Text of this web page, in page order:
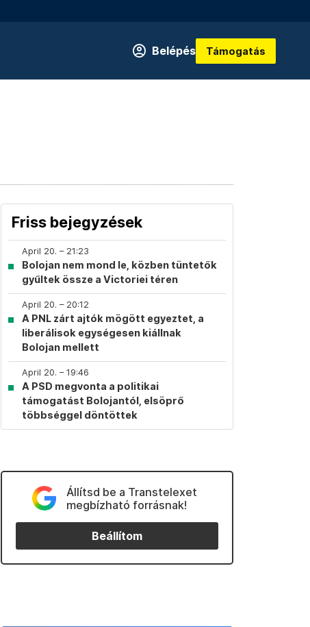
Belépés Támogatás
Friss bejegyzések
April 20. – 21:23
Bolojan nem mond le, közben tüntetők
gyűltek össze a Victoriei téren
April 20. – 20:12
A PNL zárt ajtók mögött egyeztet, a
liberálisok egységesen kiállnak
Bolojan mellett
April 20. – 19:46
A PSD megvonta a politikai
támogatást Bolojantól, elsöprő
többséggel döntöttek
Állítsd be a Transtelexet
megbízható forrásnak!
Beállítom